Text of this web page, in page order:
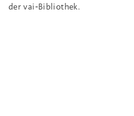
der vai‑Bibliothek.